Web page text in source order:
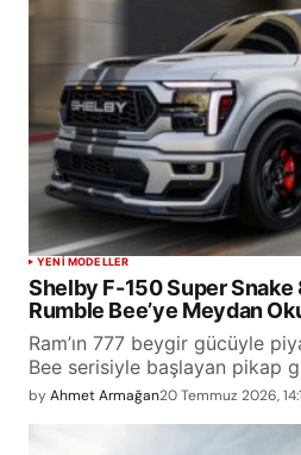
YENİ MODELLER
Shelby F-150 Super Snake
Rumble Bee’ye Meydan
Ram’ın 777 beygir gücüyle
Bee serisiyle başlayan pikap
byAhmet Armağan20 Temmuz 2026,